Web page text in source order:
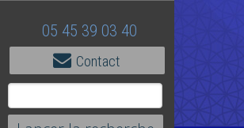
05 45 39 03 40
Contact